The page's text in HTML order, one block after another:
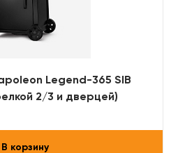
Legend-365 SIB
2/3 и дверцей)
В корзину